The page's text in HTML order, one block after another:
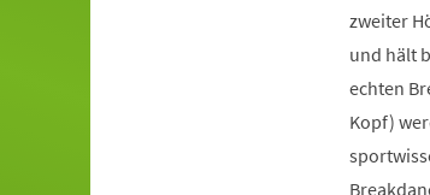
zweiter
und hält
echten
Kopf)